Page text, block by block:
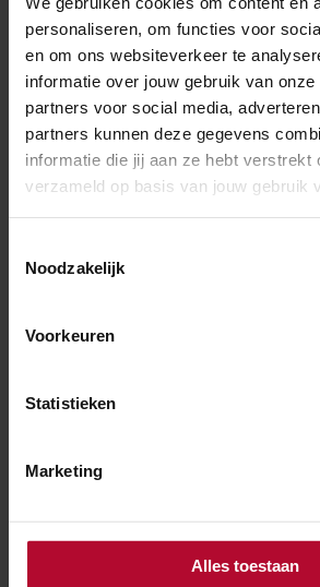
personaliseren, om functies voor
en om ons websiteverkeer te
informatie over jouw gebruik van
partners voor social media,
partners kunnen deze gegevens
informatie die jij aan ze hebt verstrekt
verzameld op basis van jouw gebruik
Noodzakelijk
Voorkeuren
Statistieken
Marketing
Alles toestaan
Elf dagen hinder voor